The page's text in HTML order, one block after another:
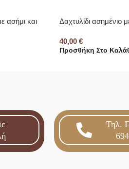
ασήμι και Δαχτυλίδι ασημένιο
40,00 €
Προσθήκη Στο
Τηλ.